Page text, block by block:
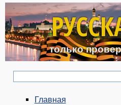
только
Главная